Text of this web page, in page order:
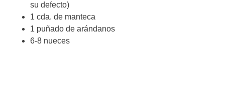
su defecto)
1 cda. de manteca
1 puñado de arándanos
6-8 nueces